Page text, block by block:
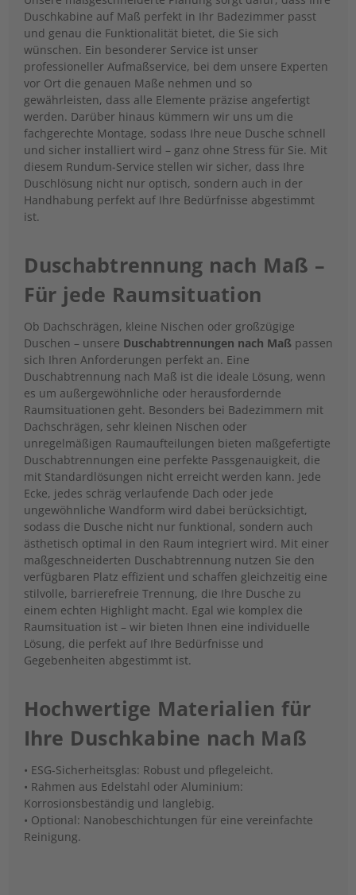
Duschkabine auf Maß perfekt in Ihr Badezimmer passt
und genau die Funktionalität bietet, die Sie sich
wünschen. Ein besonderer Service ist unser
professioneller Aufmaßservice, bei dem unsere Experten
vor Ort die genauen Maße nehmen und so
gewährleisten, dass alle Elemente präzise angefertigt
werden. Darüber hinaus kümmern wir uns um die
fachgerechte Montage, sodass Ihre neue Dusche schnell
und sicher installiert wird – ganz ohne Stress für Sie. Mit
diesem Rundum-Service stellen wir sicher, dass Ihre
Duschlösung nicht nur optisch, sondern auch in der
Handhabung perfekt auf Ihre Bedürfnisse abgestimmt
ist.
Duschabtrennung nach Maß –
Für jede Raumsituation
Ob Dachschrägen, kleine Nischen oder großzügige
Duschen – unsere Duschabtrennungen nach Maßpassen
sich Ihren Anforderungen perfekt an. Eine
Duschabtrennung nach Maß ist die ideale Lösung, wenn
es um außergewöhnliche oder herausfordernde
Raumsituationen geht. Besonders bei Badezimmern mit
Dachschrägen, sehr kleinen Nischen oder
unregelmäßigen Raumaufteilungen bieten maßgefertigte
Duschabtrennungen eine perfekte Passgenauigkeit, die
mit Standardlösungen nicht erreicht werden kann. Jede
Ecke, jedes schräg verlaufende Dach oder jede
ungewöhnliche Wandform wird dabei berücksichtigt,
sodass die Dusche nicht nur funktional, sondern auch
ästhetisch optimal in den Raum integriert wird. Mit einer
maßgeschneiderten Duschabtrennung nutzen Sie den
verfügbaren Platz effizient und schaffen gleichzeitig eine
stilvolle, barrierefreie Trennung, die Ihre Dusche zu
einem echten Highlight macht. Egal wie komplex die
Raumsituation ist – wir bieten Ihnen eine individuelle
Lösung, die perfekt auf Ihre Bedürfnisse und
Gegebenheiten abgestimmt ist.
Hochwertige Materialien für
Ihre Duschkabine nach Maß
• ESG-Sicherheitsglas: Robust und pflegeleicht.
• Rahmen aus Edelstahl oder Aluminium:
Korrosionsbeständig und langlebig.
• Optional: Nanobeschichtungen für eine vereinfachte
Reinigung.